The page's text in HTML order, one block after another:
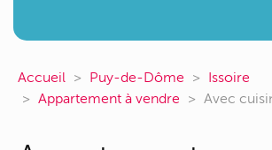
Accueil Puy-de-Dôme
Issoire
Appartement à vendre
Avec